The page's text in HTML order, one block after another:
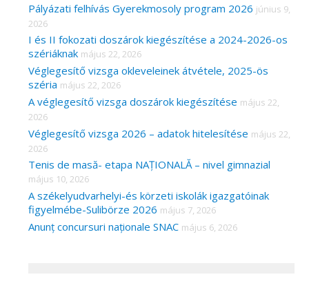
Pályázati felhívás Gyerekmosoly program 2026 június 9,
2026
I és II fokozati doszárok kiegészítése a 2024-2026-os
szériáknak május 22, 2026
Véglegesítő vizsga okleveleinek átvétele, 2025-ös
széria május 22, 2026
A véglegesítő vizsga doszárok kiegészítése május 22,
2026
Véglegesítő vizsga 2026 – adatok hitelesítése május 22,
2026
Tenis de masă- etapa NAȚIONALĂ – nivel gimnazial
május 10, 2026
A székelyudvarhelyi-és körzeti iskolák igazgatóinak
figyelmébe-Sulibörze 2026 május 7, 2026
Anunț concursuri naționale SNAC május 6, 2026